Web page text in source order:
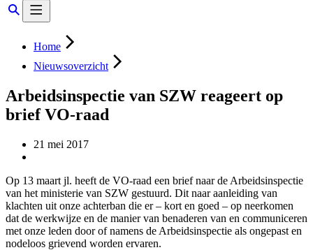
Home
Nieuwsoverzicht
Arbeidsinspectie van SZW reageert op
brief VO-raad
21 mei 2017
Op 13 maart jl. heeft de VO-raad een brief naar de Arbeidsinspectie
van het ministerie van SZW gestuurd. Dit naar aanleiding van
klachten uit onze achterban die er – kort en goed – op neerkomen
dat de werkwijze en de manier van benaderen van en communiceren
met onze leden door of namens de Arbeidsinspectie als ongepast en
nodeloos grievend worden ervaren.